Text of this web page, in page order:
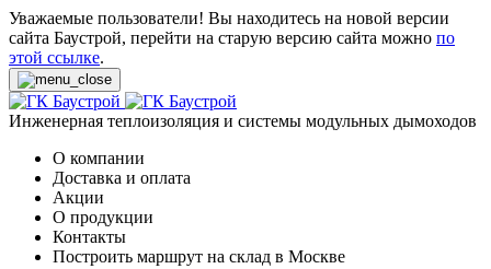
Уважаемые пользователи! Вы находитесь на новой версии
сайта Баустрой, перейти на старую версию сайта можно по
этой ссылке.
Инженерная теплоизоляция и системы модульных дымоходов
О компании
Доставка и оплата
Акции
О продукции
Контакты
Построить маршрут на склад в Москве